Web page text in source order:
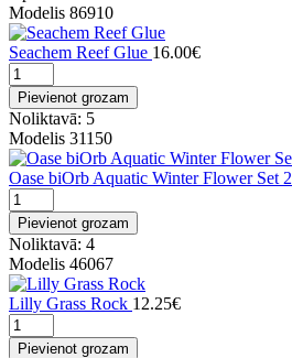
Modelis 86910
Seachem Reef Glue 16.00€
Pievienot grozam
Noliktavā: 5
Modelis 31150
Oase biOrb Aquatic Winter Flower Set 2
Pievienot grozam
Noliktavā: 4
Modelis 46067
Lilly Grass Rock 12.25€
Pievienot grozam